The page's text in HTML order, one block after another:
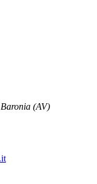
(AV)